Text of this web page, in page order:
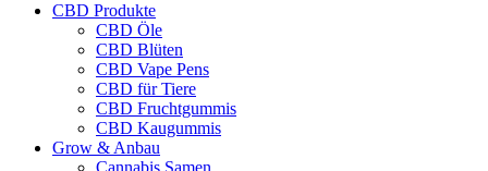
CBD Produkte
CBD Öle
CBD Blüten
CBD Vape Pens
CBD für Tiere
CBD Fruchtgummis
CBD Kaugummis
Grow & Anbau
Cannabis Samen